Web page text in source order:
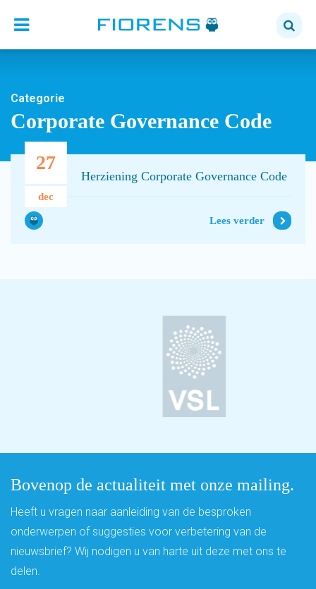
Categorie
Corporate Governance Code
27
dec
Herziening Corporate Governance Code
Lees verder
Bovenop de actualiteit met onze mailing.
Heeft u vragen naar aanleiding van de besproken
onderwerpen of suggesties voor verbetering van de
nieuwsbrief? Wij nodigen u van harte uit deze met ons te
delen.